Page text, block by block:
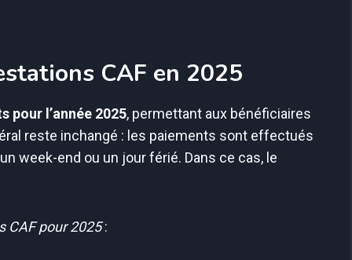
CAF en 2025
pour l’année 2025, permettant aux bénéficiaires
reste inchangé : les paiements sont effectués
week-end ou un jour férié. Dans ce cas, le
CAF pour 2025: